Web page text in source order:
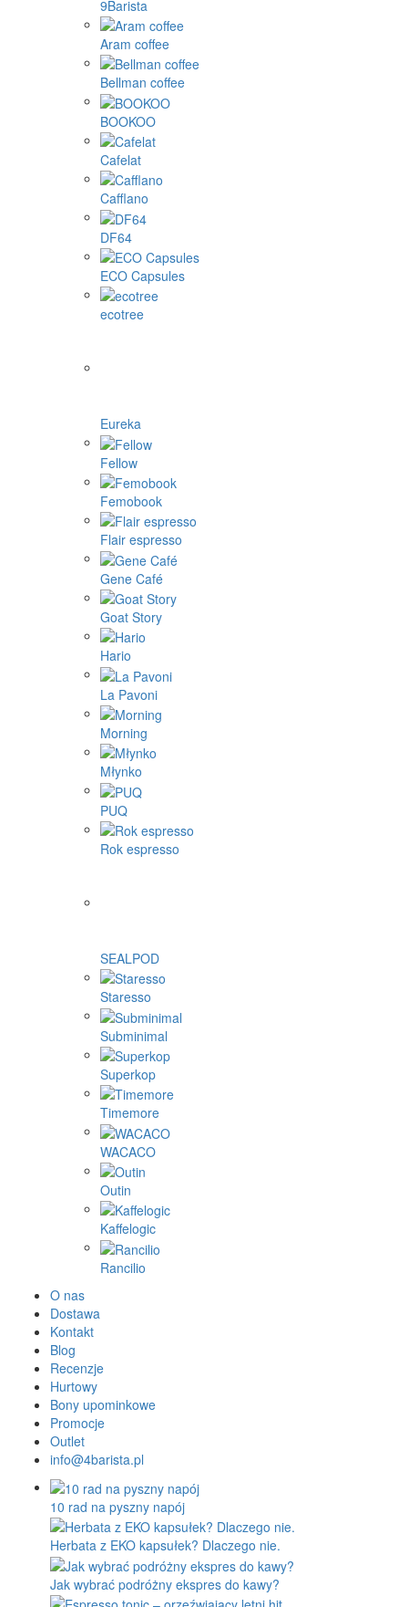
Kapsułki do napełniania
kapsułki Dolce Gusto
kapsułki Nespresso
kapsułki Cafissimo, Caffitaly, K-fee
kapsułki Tassimo
Illy ...
9Barista
Aram coffee
Bellman coffee
BOOKOO
Cafelat
Cafflano
DF64
ECO Capsules
ecotree
Eureka
Flair espresso
Gene Café
Goat Story
Hario
La Pavoni
Morning
Młynko
PUQ
SEALPOD
Subminimal
Superkop
Timemore
WACACO